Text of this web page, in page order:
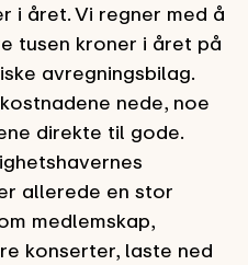
i året. Vi regner med å
tusen kroner i året på
avregningsbilag.
nede, noe
direkte til gode.
allerede en stor
medlemskap,
konserter, laste ned